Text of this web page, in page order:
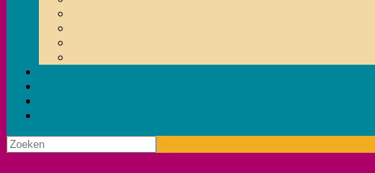
Zoeken
naar: